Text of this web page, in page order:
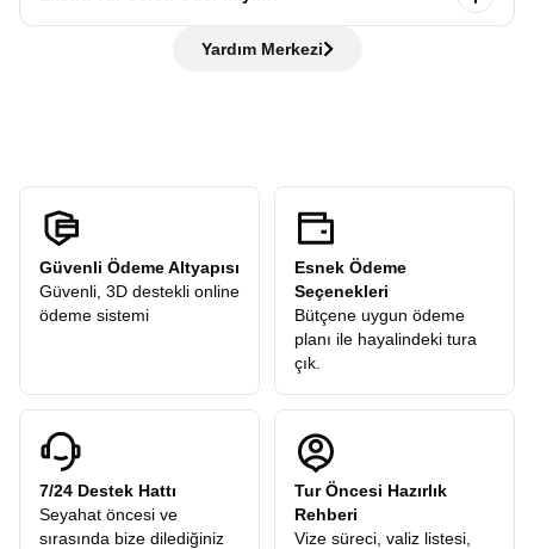
de hiç sorun değil rehberlerimiz her adımda yanınızda!
şehir turu gerçekleştirilir. Tarihi yerleri gezer, rehberimizden
“tüm ekstra turlar
anlayışıyla hareket eder ve sizden
Yardım Merkezi
Güvenli Ödeme Altyapısı
Güvenli, 3D destekli online
ödeme sistemi
Esnek Ödeme
Seçenekleri
Bütçene uygun ödeme
planı ile hayalindeki tura
çık.
7/24 Destek Hattı
Seyahat öncesi ve
sırasında bize dilediğiniz
Tur Öncesi Hazırlık
Rehberi
Vize süreci, valiz listesi,